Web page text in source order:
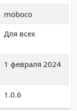
moboco
Для всех
1 февраля 2024
1.0.6